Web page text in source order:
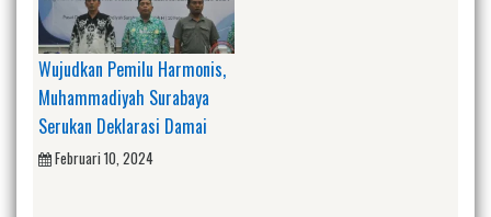
Wujudkan Pemilu Harmonis,
Muhammadiyah Surabaya
Serukan Deklarasi Damai
Februari 10, 2024